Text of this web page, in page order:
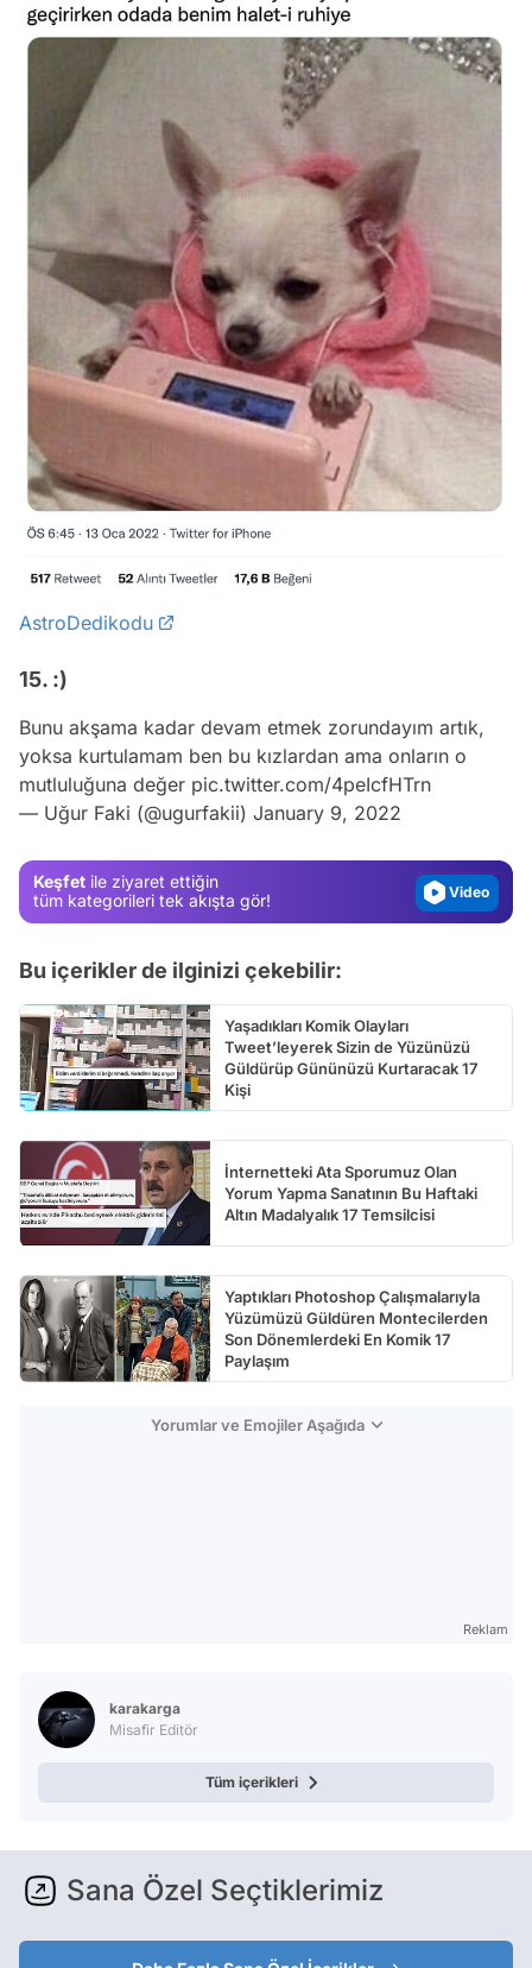
AstroDedikodu
15. :)
Bunu akşama kadar devam etmek zorundayım artık,
yoksa kurtulamam ben bu kızlardan ama onların o
mutluluğuna değer pic.twitter.com/4peIcfHTrn
— Uğur Faki (@ugurfakii) January 9, 2022
Keşfet ile ziyaret ettiğin
tüm kategorileri tek akışta gör!
Video
Video
Bu içerikler de ilginizi çekebilir:
Yaşadıkları Komik Olayları
Tweet’leyerek Sizin de Yüzünüzü
Güldürüp Gününüzü Kurtaracak 17
Kişi
İnternetteki Ata Sporumuz Olan
Yorum Yapma Sanatının Bu Haftaki
Altın Madalyalık 17 Temsilcisi
Yaptıkları Photoshop Çalışmalarıyla
Yüzümüzü Güldüren Montecilerden
Son Dönemlerdeki En Komik 17
Paylaşım
Yorumlar ve Emojiler Aşağıda
Reklam
karakarga
Misafir Editör
Tüm içerikleri
Sana Özel Seçtiklerimiz